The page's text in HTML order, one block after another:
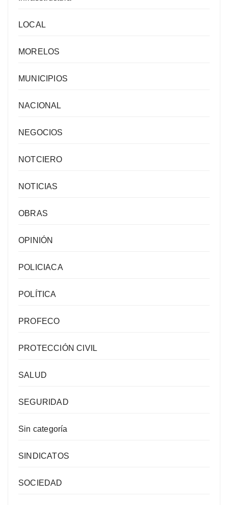
LOCAL
MORELOS
MUNICIPIOS
NACIONAL
NEGOCIOS
NOTCIERO
NOTICIAS
OBRAS
OPINIÓN
POLICIACA
POLÍTICA
PROFECO
PROTECCIÓN CIVIL
SALUD
SEGURIDAD
Sin categoría
SINDICATOS
SOCIEDAD